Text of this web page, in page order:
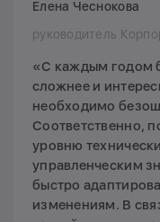
Елена Чеснокова
руководитель
«С каждым годом
сложнее и
необходимо
Соответственно,
уровню
управленческим
быстро
изменениям. В